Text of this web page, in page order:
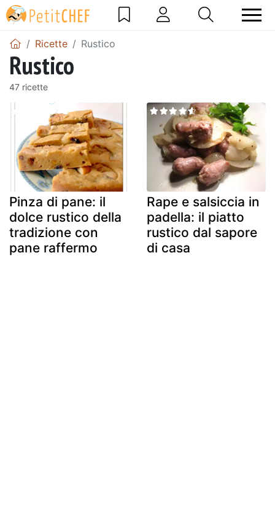
Ricette Rustico
Rustico
47 ricette
Pinza di pane: il
dolce rustico della
tradizione con
pane raffermo
Rape e salsiccia in
padella: il piatto
rustico dal sapore
di casa